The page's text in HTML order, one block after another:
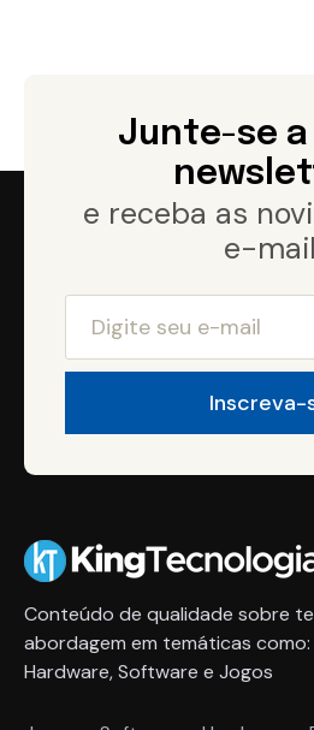
Junte-se a
e receba as
e-mail
Conteúdo de qualidade sobre
abordagem em temáticas como:
Hardware, Software e Jogos